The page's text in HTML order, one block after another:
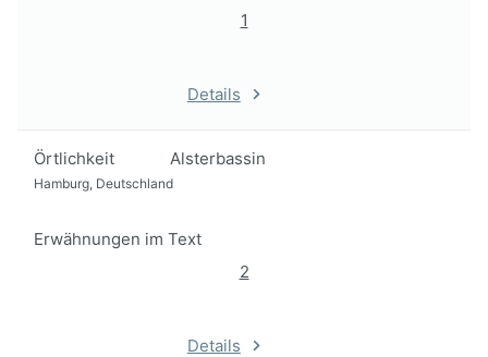
1
Details
Örtlichkeit Alsterbassin
Hamburg, Deutschland
Erwähnungen im Text
2
Details